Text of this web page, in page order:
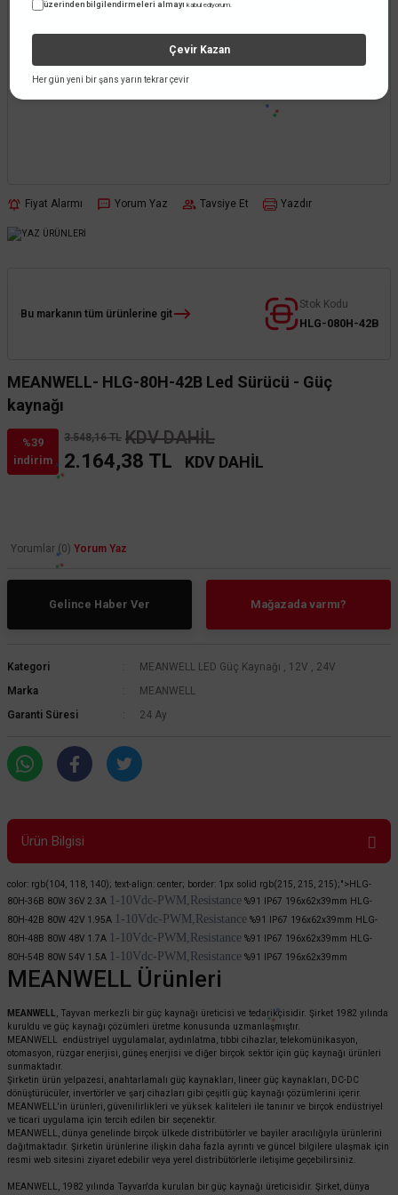
Fiyat Alarmı Yorum Yaz Tavsiye Et Yazdır
Bu markanın tüm ürünlerine git
Stok Kodu
HLG-080H-42B
MEANWELL- HLG-80H-42B Led Sürücü - Güç
kaynağı
%39
indirim
3.548,16 TL KDV DAHİL
2.164,38 TL KDV DAHİL
Yorumlar (0) Yorum Yaz
Gelince Haber Ver Mağazada varmı?
Kategori MEANWELL LED Güç Kaynağı , 12V , 24V
Marka
MEANWELL
Garanti Süresi
24 Ay
Ürün Bilgisi
color: rgb(104, 118, 140); text-align: center; border: 1px solid rgb(215, 215, 215);">HLG-
80H-36B 80W 36V 2.3A 1-10Vdc-PWM,Resistance %91 IP67 196x62x39mm HLG-
80H-42B 80W 42V 1.95A 1-10Vdc-PWM,Resistance %91 IP67 196x62x39mm HLG-
80H-48B 80W 48V 1.7A 1-10Vdc-PWM,Resistance %91 IP67 196x62x39mm HLG-
80H-54B 80W 54V 1.5A 1-10Vdc-PWM,Resistance %91 IP67 196x62x39mm
MEANWELL Ürünleri
MEANWELL, Tayvan merkezli bir güç kaynağı üreticisi ve tedarikçisidir. Şirket 1982 yılında
kuruldu ve güç kaynağı çözümleri üretme konusunda uzmanlaşmıştır.
MEANWELL endüstriyel uygulamalar, aydınlatma, tıbbi cihazlar, telekomünikasyon,
otomasyon, rüzgar enerjisi, güneş enerjisi ve diğer birçok sektör için güç kaynağı ürünleri
sunmaktadır.
Şirketin ürün yelpazesi, anahtarlamalı güç kaynakları, lineer güç kaynakları, DC-DC
dönüştürücüler, invertörler ve şarj cihazları gibi çeşitli güç kaynağı çözümlerini içerir.
MEANWELL'in ürünleri, güvenilirlikleri ve yüksek kaliteleri ile tanınır ve birçok endüstriyel
ve ticari uygulama için tercih edilen bir seçenektir.
MEANWELL, dünya genelinde birçok ülkede distribütörler ve bayiler aracılığıyla ürünlerini
dağıtmaktadır. Şirketin ürünlerine ilişkin daha fazla ayrıntı ve güncel bilgilere ulaşmak için
resmi web sitesini ziyaret edebilir veya yerel distribütörlerle iletişime geçebilirsiniz.
MEANWELL, 1982 yılında Tayvan'da kurulan bir güç kaynağı üreticisidir. Şirket, dünya
üzerinden bilgilendirmeleri almayı kabul ediyorum.
Çevir Kazan
Her gün yeni bir şans yarın tekrar çevir